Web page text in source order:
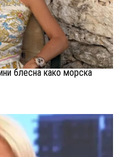
блесна како морска